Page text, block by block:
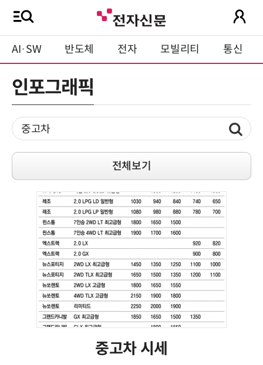
AI·SW 반도체 전자 모빌리티 통신
인포그래픽
전체보기
중고차 시세